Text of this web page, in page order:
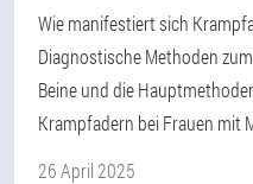
Wie manifestiert sich
Diagnostische Methoden
Beine und die
Krampfadern bei Frauen mit
26 April 2025